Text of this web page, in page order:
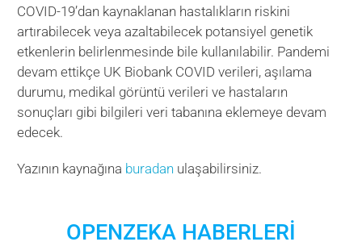
COVID-19’dan kaynaklanan hastalıkların riskini
artırabilecek veya azaltabilecek potansiyel genetik
etkenlerin belirlenmesinde bile kullanılabilir. Pandemi
devam ettikçe UK Biobank COVID verileri, aşılama
durumu, medikal görüntü verileri ve hastaların
sonuçları gibi bilgileri veri tabanına eklemeye devam
edecek.
Yazının kaynağına buradan ulaşabilirsiniz.
OPENZEKA HABERLERİ